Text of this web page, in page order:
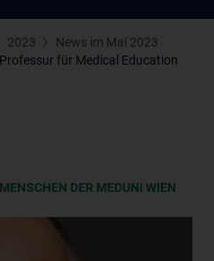
2023
News im Mai 2023
für Medical Education
MENSCHEN DER MEDUNI WIEN